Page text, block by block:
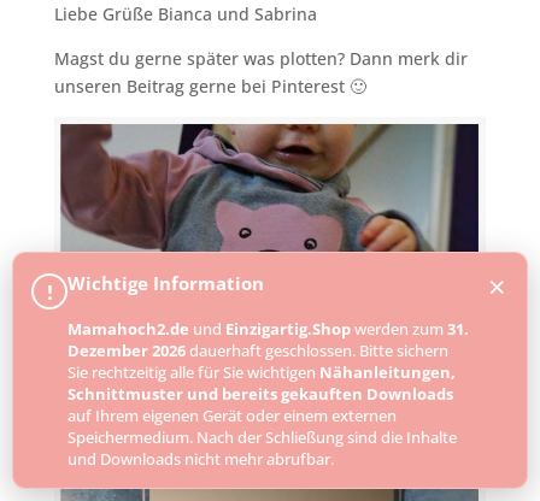
Liebe Grüße Bianca und Sabrina
Magst du gerne später was plotten? Dann merk dir
unseren Beitrag gerne bei Pinterest 🙂
! Wichtige Information
Mamahoch2.de und Einzigartig.Shopwerden zum 31.
Dezember 2026dauerhaft geschlossen. Bitte sichern
Sie rechtzeitig alle für Sie wichtigen Nähanleitungen,
Schnittmuster und bereits gekauften Downloads
auf Ihrem eigenen Gerät oder einem externen
Speichermedium. Nach der Schließung sind die Inhalte
und Downloads nicht mehr abrufbar.
×